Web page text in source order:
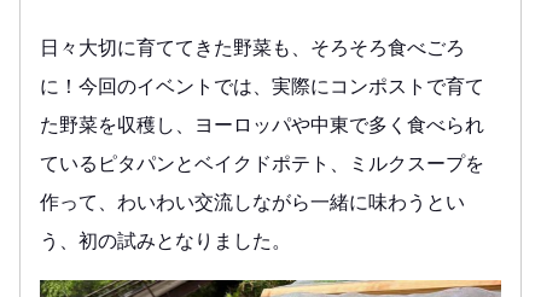
日々大切に育ててきた野菜も、そろそろ食べごろ
に！今回のイベントでは、実際にコンポストで育て
た野菜を収穫し、ヨーロッパや中東で多く食べられ
ているピタパンとベイクドポテト、ミルクスープを
作って、わいわい交流しながら一緒に味わうとい
う、初の試みとなりました。